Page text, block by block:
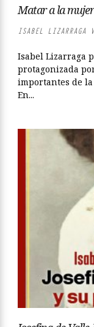
Matar a la
ISABEL LIZARRAGA
Isabel Lizarraga
protagonizada
importantes de
En...